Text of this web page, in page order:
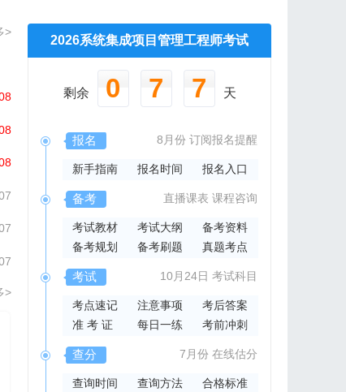
>
>
2026年集成官方指导书
2026系统集成项目管
理工程师官方指导教材
2026系统集成项目管理工程师考试
剩余 0 7 7 天
报名 8月份 订阅报名提醒
新手指南 报名时间 报名入口
备考 直播课表 课程咨询
考试教材 考试大纲
备考资料
备考规划
备考刷题 真题考点
考试 10月24日 考试科目
考点速记 注意事项
考后答案
准 考 证
每日一练 考前冲刺
查分 7月份 在线估分
查询时间 查询方法 合格标准